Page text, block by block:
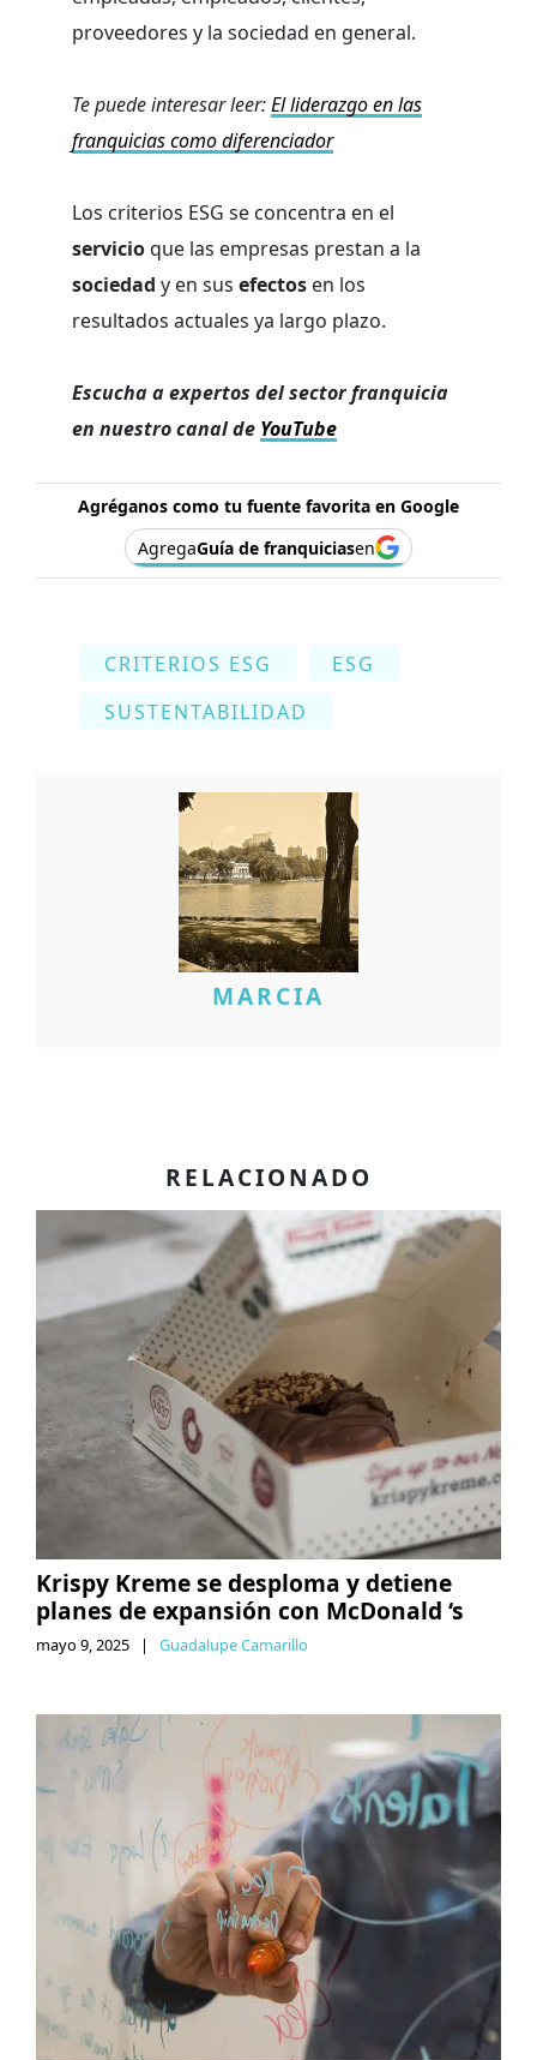
proveedores y la sociedad en general.
Te puede interesar leer:El liderazgo en las
franquicias como diferenciador
Los criterios ESG se concentra en el
servicioque las empresas prestan a la
sociedad y en sus efectos en los
resultados actuales ya largo plazo.
Escucha a expertos del sector franquicia
en nuestro canal de YouTube
Agréganos como tu fuente favorita en Google
AgregaGuía de franquiciasen
CRITERIOS ESG
ESG
SUSTENTABILIDAD
MARCIA
RELACIONADO
Krispy Kreme se desploma y detiene
planes de expansión con McDonald ‘s
mayo 9, 2025 | Guadalupe Camarillo